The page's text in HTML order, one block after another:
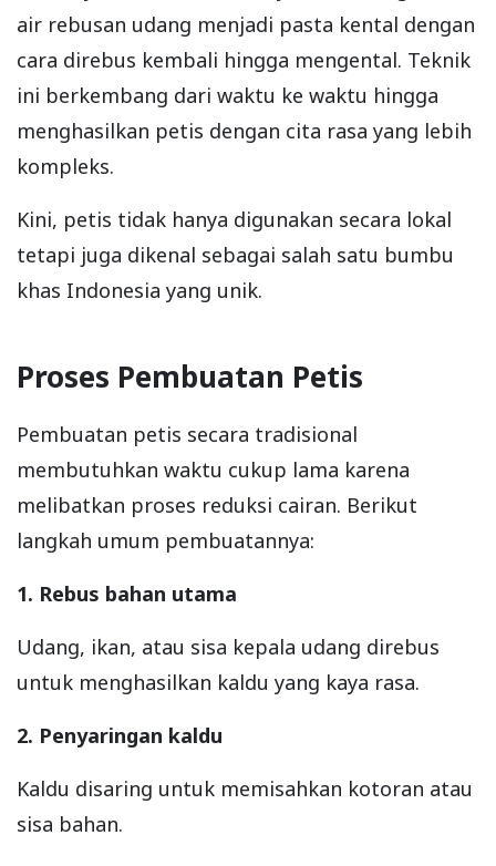
air rebusan udang menjadi pasta kental dengan
cara direbus kembali hingga mengental. Teknik
ini berkembang dari waktu ke waktu hingga
menghasilkan petis dengan cita rasa yang lebih
kompleks.
Kini, petis tidak hanya digunakan secara lokal
tetapi juga dikenal sebagai salah satu bumbu
khas Indonesia yang unik.
Proses Pembuatan Petis
Pembuatan petis secara tradisional
membutuhkan waktu cukup lama karena
melibatkan proses reduksi cairan. Berikut
langkah umum pembuatannya:
1. Rebus bahan utama
Udang, ikan, atau sisa kepala udang direbus
untuk menghasilkan kaldu yang kaya rasa.
2. Penyaringan kaldu
Kaldu disaring untuk memisahkan kotoran atau
sisa bahan.